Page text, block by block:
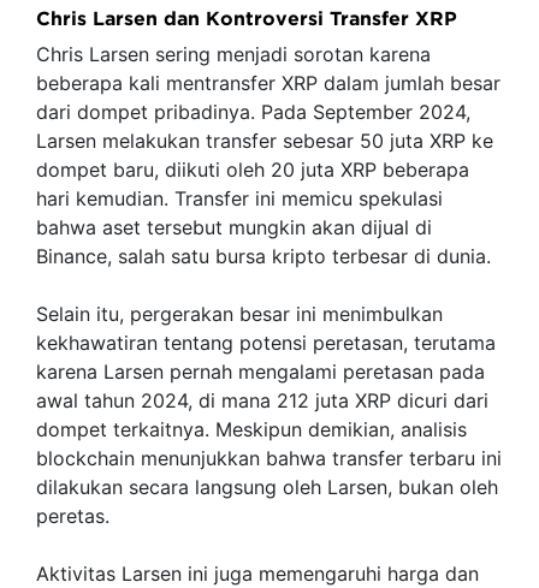
Chris Larsen dan Kontroversi Transfer XRP
Chris Larsen sering menjadi sorotan karena
beberapa kali mentransfer XRP dalam jumlah besar
dari dompet pribadinya. Pada September 2024,
Larsen melakukan transfer sebesar 50 juta XRP ke
dompet baru, diikuti oleh 20 juta XRP beberapa
hari kemudian. Transfer ini memicu spekulasi
bahwa aset tersebut mungkin akan dijual di
Binance, salah satu bursa kripto terbesar di dunia.
Selain itu, pergerakan besar ini menimbulkan
kekhawatiran tentang potensi peretasan, terutama
karena Larsen pernah mengalami peretasan pada
awal tahun 2024, di mana 212 juta XRP dicuri dari
dompet terkaitnya. Meskipun demikian, analisis
blockchain menunjukkan bahwa transfer terbaru ini
dilakukan secara langsung oleh Larsen, bukan oleh
peretas.
Aktivitas Larsen ini juga memengaruhi harga dan